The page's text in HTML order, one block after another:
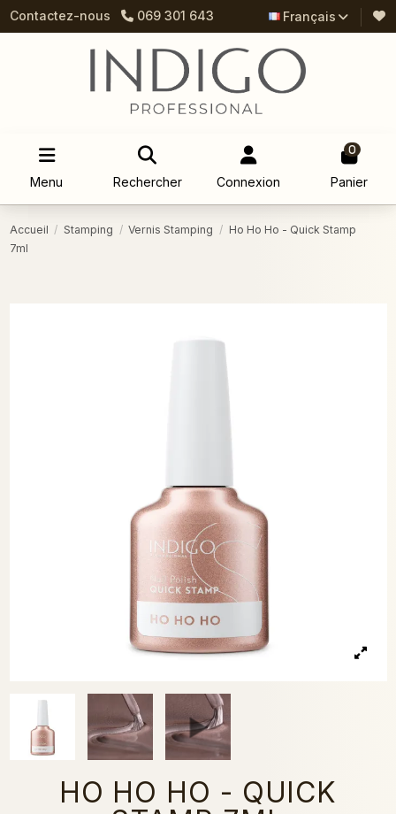
Contactez-nous 069 301 643 Français
Menu Rechercher Connexion
0
Panier
Accueil Stamping Vernis Stamping
Ho Ho Ho - Quick Stamp
7ml
HO HO HO - QUICK